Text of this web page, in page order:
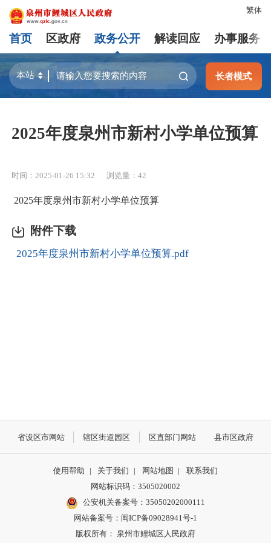
繁体
首页 区政府 政务公开 解读回应 办事服务
长者模式
2025年度泉州市新村小学单位预算
时间：2025-01-26 15:32 浏览量： 42
2025年度泉州市新村小学单位预算
附件下载
2025年度泉州市新村小学单位预算.pdf
省设区市网站 辖区街道园区 区直部门网站 县市区政府
使用帮助 | 关于我们 | 网站地图 |
联系我们
网站标识码：3505020002
公安机关备案号：35050202000111
网站备案号：闽ICP备09028941号-1
版权所有： 泉州市鲤城区人民政府